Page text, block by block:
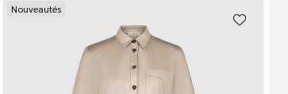
Nouveautés